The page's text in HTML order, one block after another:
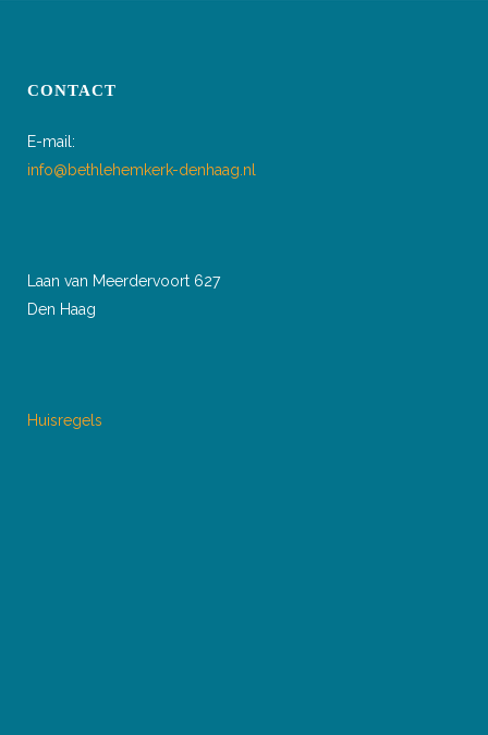
CONTACT
E-mail:
info@bethlehemkerk-denhaag.nl
Laan van Meerdervoort 627
Den Haag
Huisregels